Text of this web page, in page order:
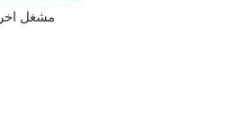
مشغل اخر